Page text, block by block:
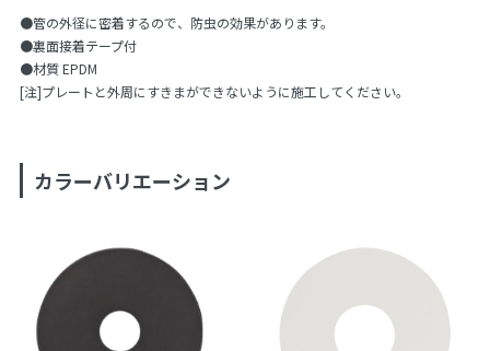
●管の外径に密着するので、防虫の効果があります。
●裏面接着テープ付
●材質 EPDM
[注]プレートと外周にすきまができないように施工してください。
カラーバリエーション